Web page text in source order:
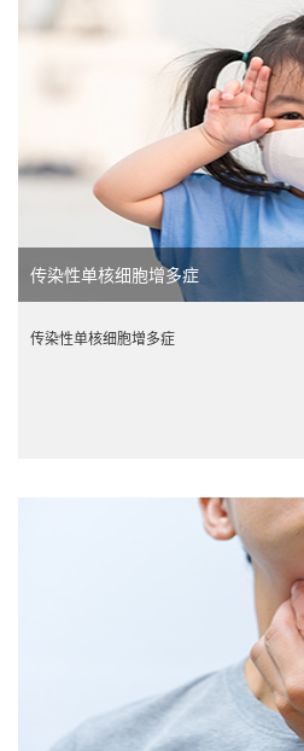
传染性单核细胞增多症
传染性单核细胞增多症